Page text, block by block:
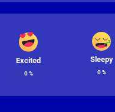
Excited
0%
Sleepy
0%